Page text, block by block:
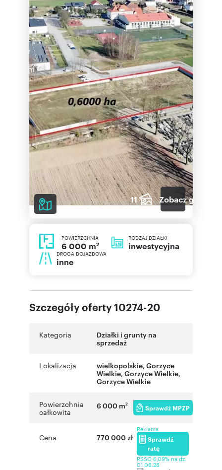
11 Zobacz galerię
POWIERZCHNIA
6 000 m2
RODZAJ DZIAŁKI
inwestycyjna
DROGA DOJAZDOWA
inne
Szczegóły oferty 10274-20
Kategoria
Działki i grunty na
sprzedaż
Lokalizacja wielkopolskie, Gorzyce
Wielkie, Gorzyce Wielkie,
Gorzyce Wielkie
Powierzchnia
całkowita
6 000 m2 Sprawdź MPZP
Cena 770 000 zł
Reklama
Sprawdź
ratę
RSSO 6,09% na dz.
01.06.26